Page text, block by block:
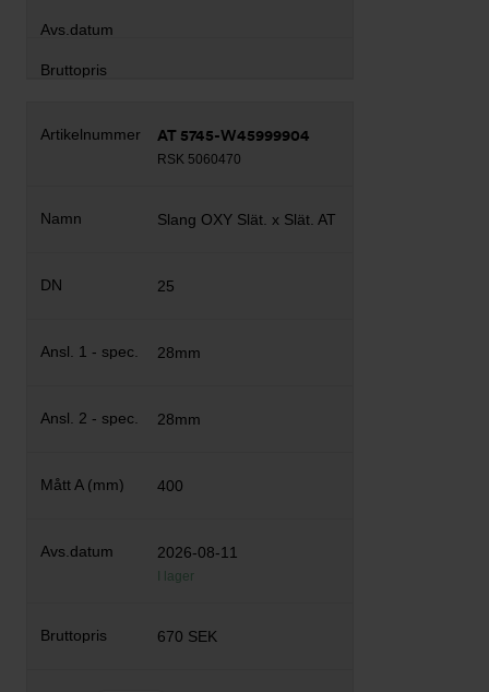
AT 5745-W45999904
RSK 5060470
Slang OXY Slät. x Slät. AT
25
28mm
28mm
400
2026-08-11
I lager
670 SEK